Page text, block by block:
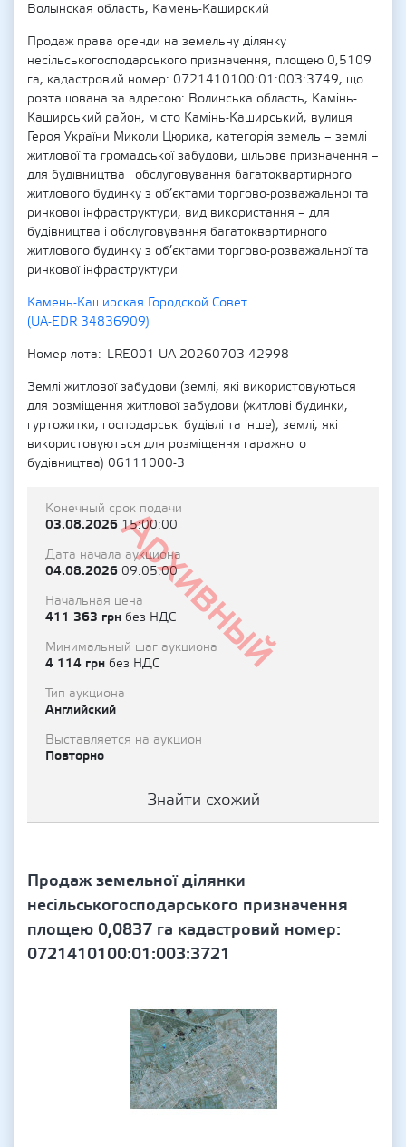
Волынская область, Камень-Каширский
Продаж права оренди на земельну ділянку
несільськогосподарського призначення, площею 0,5109
га, кадастровий номер: 0721410100:01:003:3749, що
розташована за адресою: Волинська область, Камінь-
Каширський район, місто Камінь-Каширський, вулиця
Героя України Миколи Цюрика, категорія земель – землі
житлової та громадської забудови, цільове призначення –
для будівництва і обслуговування багатоквартирного
житлового будинку з об’єктами торгово-розважальної та
ринкової інфраструктури, вид використання – для
будівництва і обслуговування багатоквартирного
житлового будинку з об’єктами торгово-розважальної та
ринкової інфраструктури
Камень-Каширская Городской Совет
(UA-EDR 34836909)
Номер лота
LRE001-UA-20260703-42998
Землі житлової забудови (землі, які використовуються
для розміщення житлової забудови (житлові будинки,
гуртожитки, господарські будівлі та інше); землі, які
використовуються для розміщення гаражного
будівництва) 06111000-3
Архивный
Конечный срок подачи
03.08.202615:00:00
Дата начала аукциона
04.08.2026 09:05:00
Начальная цена
411 363 грн без НДС
Минимальный шаг аукциона
4 114 грн без НДС
Тип аукциона
Английский
Выставляется на аукцион
Повторно
Знайти схожий
Продаж земельної ділянки
несільськогосподарського призначення
площею 0,0837 га кадастровий номер:
0721410100:01:003:3721